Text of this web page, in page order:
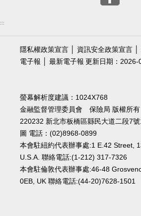
:::
隱私權政策宣言 資訊安全政策宣言
電子報
最新電子報 更新日期：2026-
螢幕解析度建議：1024X768
金融監督管理委員會 保險局 版權所有
220232 新北市板橋區縣民大道二段7
圖 電話：(02)8968-0899
本會駐紐約代表辦事處:1 E.42 Street,
U.S.A. 聯絡電話:(1-212) 317-7326
本會駐倫敦代表辦事處:46-48
0EB, UK 聯絡電話:(44-20)7628-1501